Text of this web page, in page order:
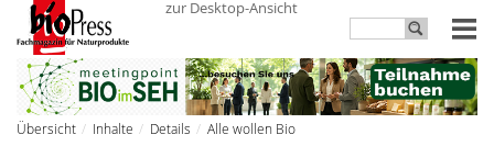
zur Desktop-Ansicht
Übersicht Inhalte Details
Alle wollen Bio